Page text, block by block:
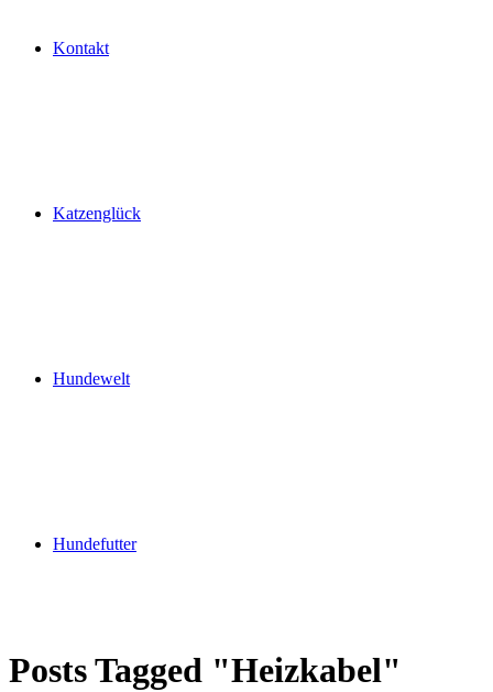
Kontakt
Katzenglück
Hundewelt
Hundefutter
Posts Tagged "Heizkabel"